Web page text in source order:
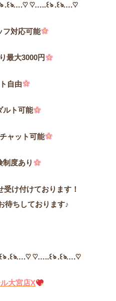
.꒰ঌ….♡ ♡…..꒰ঌ .꒰ঌ….♡
フ対応可能
最大3000円
自由
ルト可能
ャット可能
制度あり
受け付けております！
待ちしております♪
.꒰ঌ….♡ ♡…..꒰ঌ .꒰ঌ….♡
大宮店X